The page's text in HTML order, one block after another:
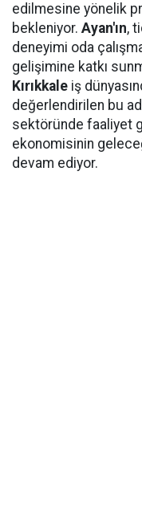
edilmesine yönelik
bekleniyor. Ayan'ın,
deneyimi oda
gelişimine katkı
Kırıkkale iş
değerlendirilen bu
sektöründe faaliyet
ekonomisinin
devam ediyor.